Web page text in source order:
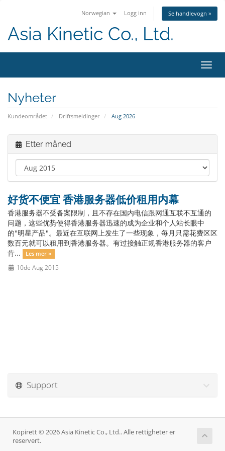
Norwegian Logg inn Se handlevogn »
Asia Kinetic Co., Ltd.
Bytt
Nyheter
Kundeområdet Driftsmeldinger Aug 2026
Etter måned
好货不便宜 香港服务器低价租用内幕
香港服务器不受备案限制，且不存在国内电信跟网通互联不互通的
问题，这些优势使得香港服务器迅速的成为企业和个人站长眼中
的"明星产品"。最近在互联网上发生了一些现象，每月只需花费区区
数百元就可以租用到香港服务器。有过接触正规香港服务器的客户
肯...
Les mer »
10de Aug 2015
Support
Kopirett © 2026 Asia Kinetic Co., Ltd.. Alle rettigheter er
reservert.